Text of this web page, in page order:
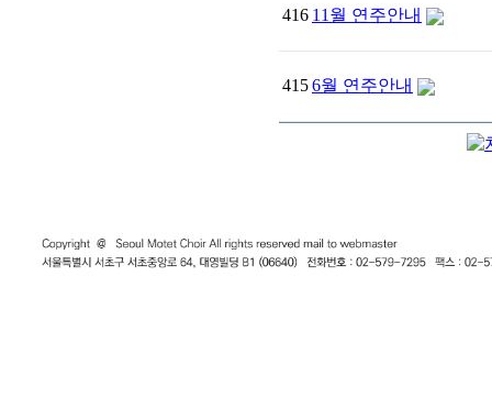
416 11월 연주안내
4156월 연주안내